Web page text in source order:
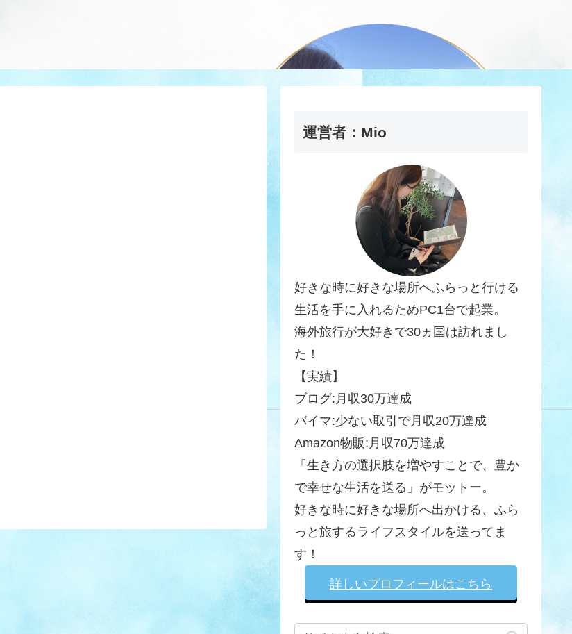
運営者：Mio
好きな時に好きな場所へふらっと行ける
生活を手に入れるためPC1台で起業。
海外旅行が大好きで30ヵ国は訪れまし
た！
【実績】
ブログ:月収30万達成
バイマ:少ない取引で月収20万達成
Amazon物販:月収70万達成
「生き方の選択肢を増やすことで、豊か
で幸せな生活を送る」がモットー。
好きな時に好きな場所へ出かける、ふら
っと旅するライフスタイルを送ってま
す！
詳しいプロフィールはこちら